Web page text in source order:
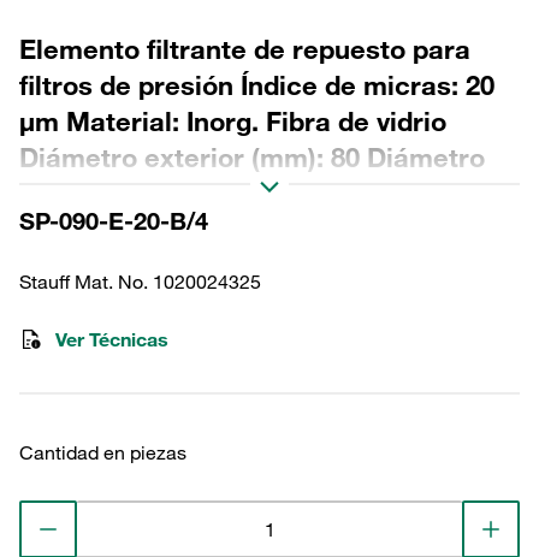
Elemento filtrante de repuesto para
filtros de presión Índice de micras: 20
µm Material: Inorg. Fibra de vidrio
Diámetro exterior (mm): 80 Diámetro
interior (mm): 43,5 Longitud (mm): 328,5
Sellado: NBR, relación β >200
SP-090-E-20-B/4
Stauff Mat. No. 1020024325
Ver Técnicas
Cantidad en piezas